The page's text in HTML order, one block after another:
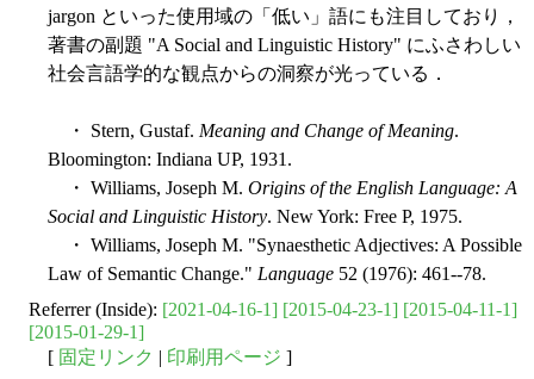
jargon といった使用域の「低い」語にも注目しており，
著書の副題 "A Social and Linguistic History" にふさわしい
社会言語学的な観点からの洞察が光っている．
・ Stern, Gustaf. Meaning and Change of Meaning.
Bloomington: Indiana UP, 1931.
・ Williams, Joseph M. Origins of the English Language: A
Social and Linguistic History. New York: Free P, 1975.
・ Williams, Joseph M. "Synaesthetic Adjectives: A Possible
Law of Semantic Change." Language 52 (1976): 461--78.
Referrer (Inside): [2021-04-16-1] [2015-04-23-1] [2015-04-11-1]
[2015-01-29-1]
[ 固定リンク | 印刷用ページ ]